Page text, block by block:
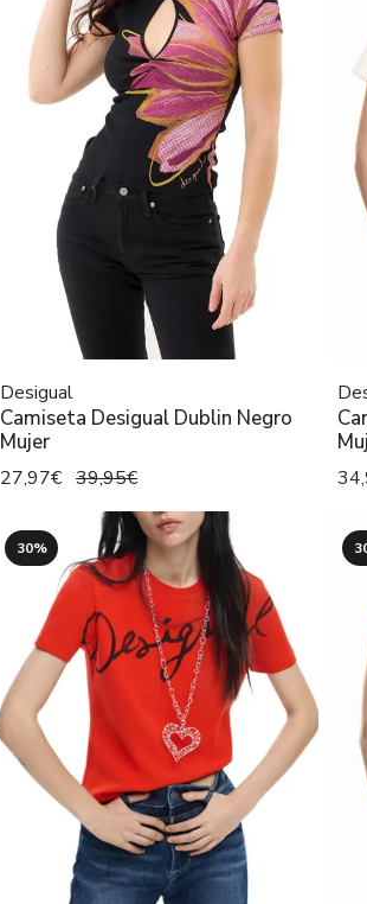
Desigual
Camiseta Desigual Dublin Negro
Mujer
27,97€ 39,95€
30%